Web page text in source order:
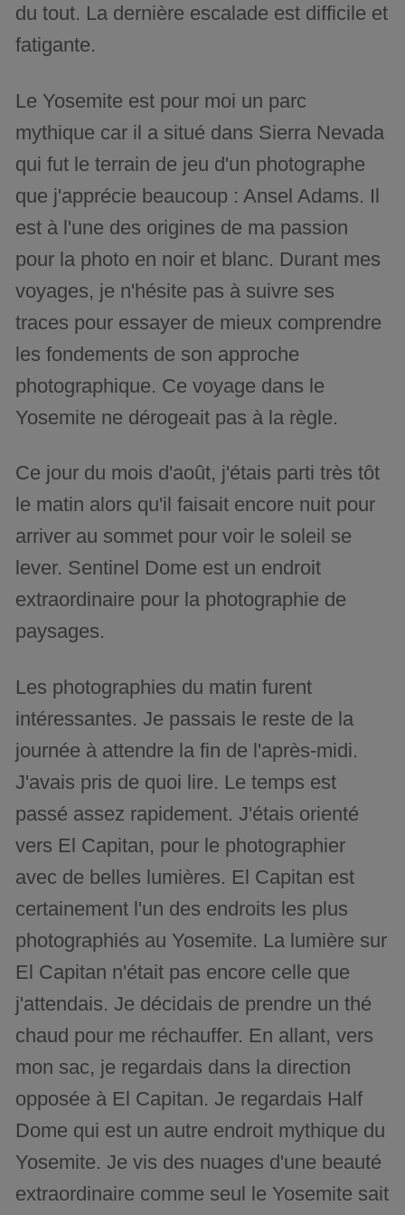
du tout. La dernière escalade est difficile et
fatigante.
Le Yosemite est pour moi un parc
mythique car il a situé dans Sierra Nevada
qui fut le terrain de jeu d'un photographe
que j'apprécie beaucoup : Ansel Adams. Il
est à l'une des origines de ma passion
pour la photo en noir et blanc. Durant mes
voyages, je n'hésite pas à suivre ses
traces pour essayer de mieux comprendre
les fondements de son approche
photographique. Ce voyage dans le
Yosemite ne dérogeait pas à la règle.
Ce jour du mois d'août, j'étais parti très tôt
le matin alors qu'il faisait encore nuit pour
arriver au sommet pour voir le soleil se
lever. Sentinel Dome est un endroit
extraordinaire pour la photographie de
paysages.
Les photographies du matin furent
intéressantes. Je passais le reste de la
journée à attendre la fin de l'après-midi.
J'avais pris de quoi lire. Le temps est
passé assez rapidement. J'étais orienté
vers El Capitan, pour le photographier
avec de belles lumières. El Capitan est
certainement l'un des endroits les plus
photographiés au Yosemite. La lumière sur
El Capitan n'était pas encore celle que
j'attendais. Je décidais de prendre un thé
chaud pour me réchauffer. En allant, vers
mon sac, je regardais dans la direction
opposée à El Capitan. Je regardais Half
Dome qui est un autre endroit mythique du
Yosemite. Je vis des nuages d'une beauté
extraordinaire comme seul le Yosemite sait